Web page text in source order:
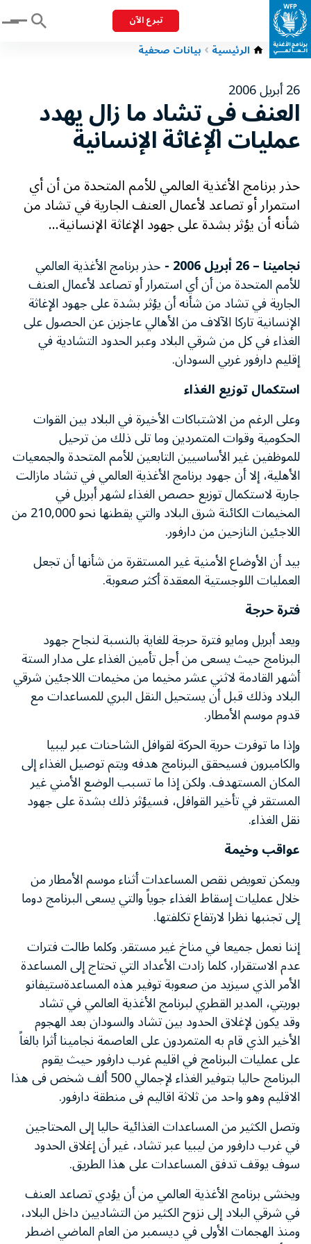
تبرع الآن Menu
الرئيسية بيانات صحفية
26 أبريل 2006
العنف في تشاد ما زال يهدد
عمليات الإغاثة الإنسانية
حذر برنامج الأغذية العالمي للأمم المتحدة من أن أي
استمرار أو تصاعد لأعمال العنف الجارية في تشاد من
شأنه أن يؤثر بشدة على جهود الإغاثة الإنسانية...
نجامينا – 26 أبريل 2006 - حذر برنامج الأغذية العالمي
للأمم المتحدة من أن أي استمرار أو تصاعد لأعمال العنف
الجارية في تشاد من شأنه أن يؤثر بشدة على جهود الإغاثة
الإنسانية تاركا الآلاف من الأهالي عاجزين عن الحصول على
الغذاء في كل من شرقي البلاد وعبر الحدود التشادية في
إقليم دارفور غربي السودان.
استكمال توزيع الغذاء
وعلى الرغم من الاشتباكات الأخيرة في البلاد بين القوات
الحكومية وقوات المتمردين وما تلى ذلك من ترحيل
للموظفين غير الأساسيين التابعين للأمم المتحدة والجمعيات
الأهلية، إلا أن جهود برنامج الأغذية العالمي في تشاد مازالت
جارية لاستكمال توزيع حصص الغذاء لشهر أبريل في
المخيمات الكائنة شرق البلاد والتي يقطنها نحو 210,000 من
اللاجئين النازحين من دارفور.
بيد أن الأوضاع الأمنية غير المستقرة من شأنها أن تجعل
العمليات اللوجستية المعقدة أكثر صعوبة.
فترة حرجة
ويعد أبريل ومايو فترة حرجة للغاية بالنسبة لنجاح جهود
البرنامج حيث يسعى من أجل تأمين الغذاء على مدار الستة
أشهر القادمة لاثني عشر مخيما من مخيمات اللاجئين شرقي
البلاد وذلك قبل أن يستحيل النقل البري للمساعدات مع
قدوم موسم الأمطار.
وإذا ما توفرت حرية الحركة لقوافل الشاحنات عبر ليبيا
والكاميرون فسيحقق البرنامج هدفه ويتم توصيل الغذاء إلى
المكان المستهدف. ولكن إذا ما تسبب الوضع الأمني غير
المستقر في تأخير القوافل، فسيؤثر ذلك بشدة على جهود
نقل الغذاء.
عواقب وخيمة
ويمكن تعويض نقص المساعدات أثناء موسم الأمطار من
خلال عمليات إسقاط الغذاء جوياً والتي يسعى البرنامج دوما
إلى تجنبها نظرا لارتفاع تكلفتها.
إننا نعمل جميعا في مناخ غير مستقر. وكلما طالت فترات
عدم الاستقرار، كلما زادت الأعداد التي تحتاج إلى المساعدة
الأمر الذي سيزيد من صعوبة توفير هذه المساعدةستيفانو
بوريتي، المدير القطري لبرنامج الأغذية العالمي في تشاد
وقد يكون لإغلاق الحدود بين تشاد والسودان بعد الهجوم
الأخير الذي قام به المتمردون على العاصمة نجامينا أثرا بالغاً
على عمليات البرنامج في اقليم غرب دارفور حيث يقوم
البرنامج حاليا بتوفير الغذاء لإجمالي 500 ألف شخص فى هذا
الاقليم وهو واحد من ثلاثة اقاليم فى منطقة دارفور.
وتصل الكثير من المساعدات الغذائية حاليا إلى المحتاجين
في غرب دارفور من ليبيا عبر تشاد، غير أن إغلاق الحدود
سوف يوقف تدفق المساعدات على هذا الطريق.
ويخشى برنامج الأغذية العالمي من أن يؤدي تصاعد العنف
في شرقي البلاد إلى نزوح الكثير من التشاديين داخل البلاد،
ومنذ الهجمات الأولى في ديسمبر من العام الماضي اضطر